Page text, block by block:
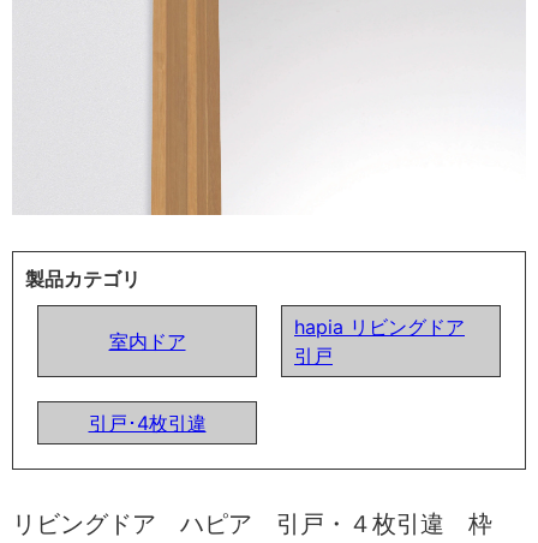
製品カテゴリ
室内ドア
hapia リビングドア
引戸
引戸･4枚引違
リビングドア ハピア 引戸・４枚引違 枠